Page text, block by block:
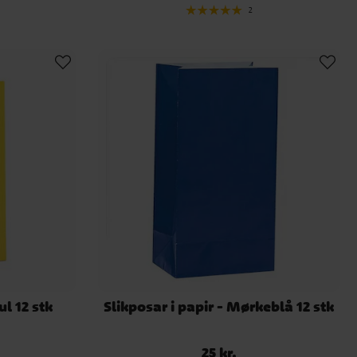
2
12 stk Slikposar i papir - Mørkeblå 12 stk
Pris: 25 kr.
25 kr.